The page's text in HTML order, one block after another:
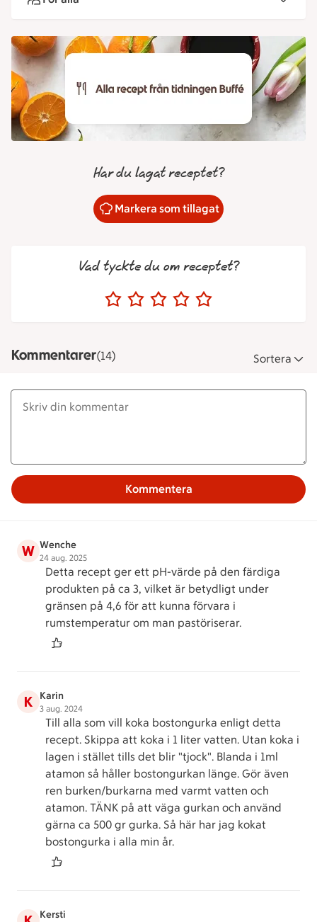
Har du lagat receptet?
Markera som tillagat
Vad tyckte du om receptet?
Kommentarer(14) Sortera
Kommentera
W Wenche
24 aug. 2025
Detta recept ger ett pH-värde på den färdiga
produkten på ca 3, vilket är betydligt under
gränsen på 4,6 för att kunna förvara i
rumstemperatur om man pastöriserar.
K Karin
3 aug. 2024
Till alla som vill koka bostongurka enligt detta
recept. Skippa att koka i 1 liter vatten. Utan koka i
lagen i stället tills det blir "tjock". Blanda i 1ml
atamon så håller bostongurkan länge. Gör även
ren burken/burkarna med varmt vatten och
atamon. TÄNK på att väga gurkan och använd
gärna ca 500 gr gurka. Så här har jag kokat
bostongurka i alla min år.
Kersti